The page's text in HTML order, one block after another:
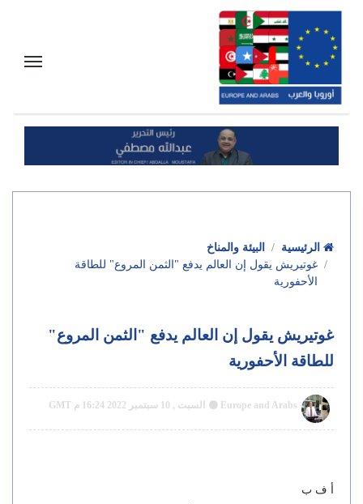
البيئة والمناخ
غوتيريش يقول إن العالم يدفع "الثمن المروع" للطاقة
الأحفورية
غوتيريش يقول إن العالم يدفع "الثمن المروع"
للطاقة الأحفورية
Europe and Arabs السبت , 10 سبتمبر 2022 16:24 م GMT
أ ف ب